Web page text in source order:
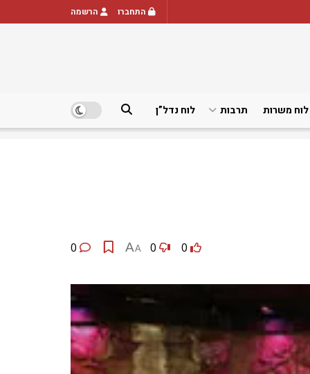
התחברו הרשמה
לוח משרות תרבות לוח נדל”ן
0
0
A
A